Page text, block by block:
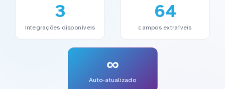
3
integrações disponíveis
64
campos extraíveis
∞
Auto-atualizado